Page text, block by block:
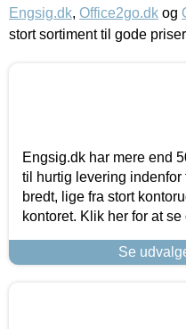
Engsig.dk, Office2go.dk og
stort sortiment til gode
Engsig.dk har mere end
til hurtig levering
bredt, lige fra stort
kontoret. Klik her for at
Se